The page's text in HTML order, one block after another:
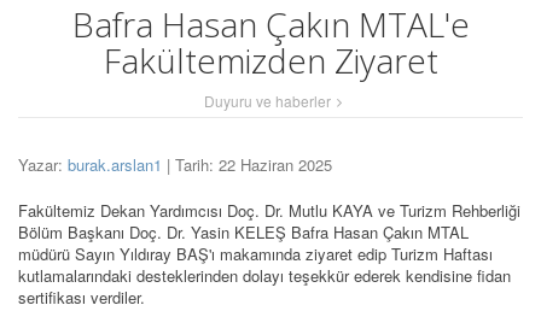
Bafra Hasan Çakın MTAL'e
Fakültemizden Ziyaret
Duyuru ve haberler
Yazar: burak.arslan1 | Tarih: 22 Haziran 2025
Fakültemiz Dekan Yardımcısı Doç. Dr. Mutlu KAYA ve Turizm Rehberliği
Bölüm Başkanı Doç. Dr. Yasin KELEŞ Bafra Hasan Çakın MTAL
müdürü Sayın Yıldıray BAŞ'ı makamında ziyaret edip Turizm Haftası
kutlamalarındaki desteklerinden dolayı teşekkür ederek kendisine fidan
sertifikası verdiler.